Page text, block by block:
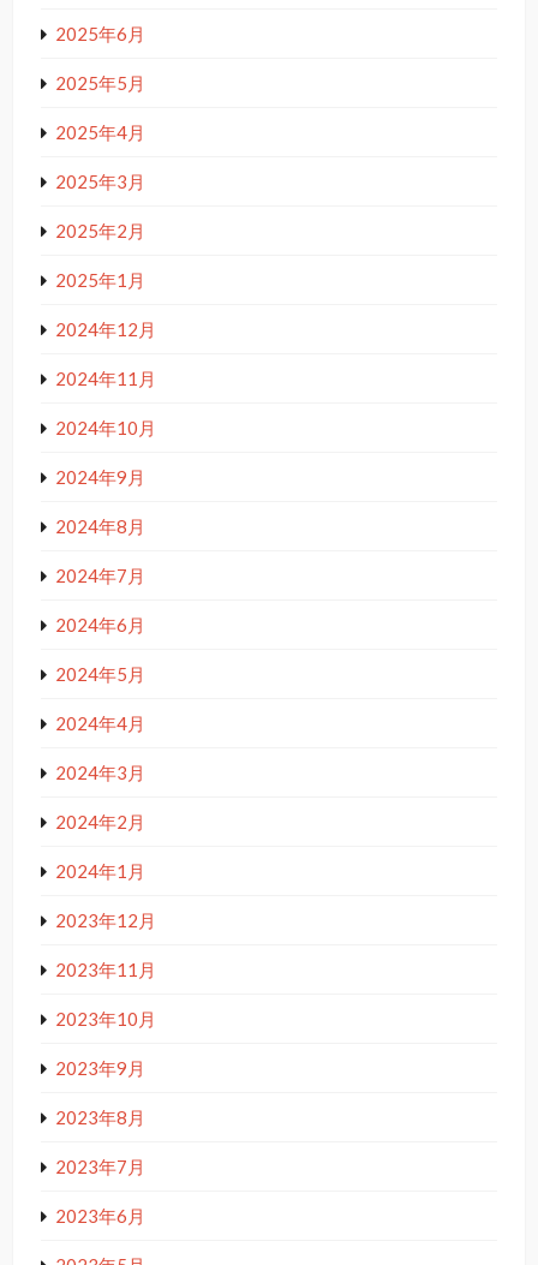
2025年6月
2025年5月
2025年4月
2025年3月
2025年2月
2025年1月
2024年12月
2024年11月
2024年10月
2024年9月
2024年8月
2024年7月
2024年6月
2024年5月
2024年4月
2024年3月
2024年2月
2024年1月
2023年12月
2023年11月
2023年10月
2023年9月
2023年8月
2023年7月
2023年6月